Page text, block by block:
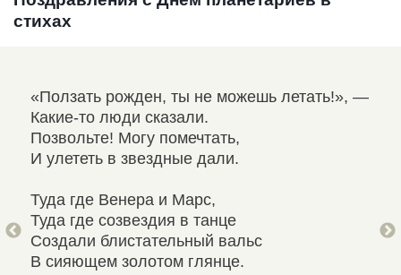
стихах
«Ползать рожден, ты не можешь летать!», —
Какие-то люди сказали.
Позвольте! Могу помечтать,
И улететь в звездные дали.
Туда где Венера и Марс,
Туда где созвездия в танце
Создали блистательный вальс
В сияющем золотом глянце.